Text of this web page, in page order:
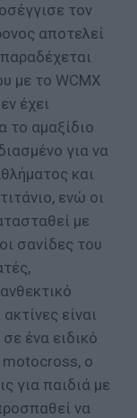
τον
αποτελεί
με το WCMX
έχει
το αμαξίδιο
για να
και
ενώ οι
με
σανίδες του
είναι
ένα ειδικό
ο
για παιδιά με
να